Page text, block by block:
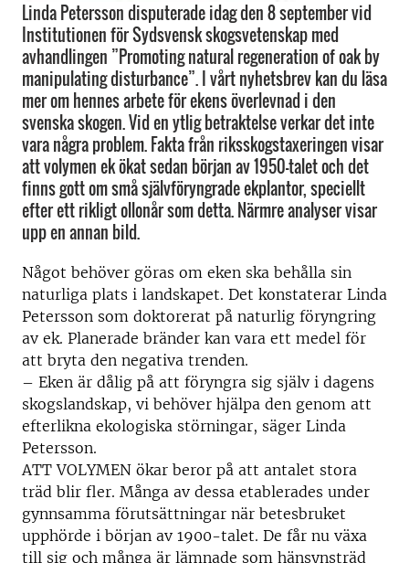
Linda Petersson disputerade idag den 8 september vid
Institutionen för Sydsvensk skogsvetenskap med
avhandlingen ”Promoting natural regeneration of oak by
manipulating disturbance”. I vårt nyhetsbrev kan du läsa
mer om hennes arbete för ekens överlevnad i den
svenska skogen. Vid en ytlig betraktelse verkar det inte
vara några problem. Fakta från riksskogstaxeringen visar
att volymen ek ökat sedan början av 1950-talet och det
finns gott om små självföryngrade ekplantor, speciellt
efter ett rikligt ollonår som detta. Närmre analyser visar
upp en annan bild.
Något behöver göras om eken ska behålla sin
naturliga plats i landskapet. Det konstaterar Linda
Petersson som doktorerat på naturlig föryngring
av ek. Planerade bränder kan vara ett medel för
att bryta den negativa trenden.
– Eken är dålig på att föryngra sig själv i dagens
skogslandskap, vi behöver hjälpa den genom att
efterlikna ekologiska störningar, säger Linda
Petersson.
ATT VOLYMEN ökar beror på att antalet stora
träd blir fler. Många av dessa etablerades under
gynnsamma förutsättningar när betesbruket
upphörde i början av 1900-talet. De får nu växa
till sig och många är lämnade som hänsynsträd